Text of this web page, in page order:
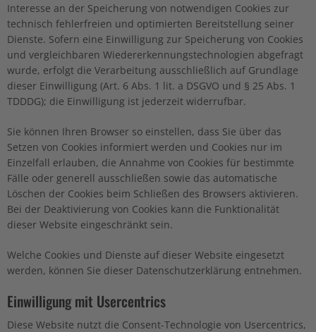
Interesse an der Speicherung von notwendigen Cookies zur
technisch fehlerfreien und optimierten Bereitstellung seiner
Dienste. Sofern eine Einwilligung zur Speicherung von Cookies
und vergleichbaren Wiedererkennungstechnologien abgefragt
wurde, erfolgt die Verarbeitung ausschließlich auf Grundlage
dieser Einwilligung (Art. 6 Abs. 1 lit. a DSGVO und § 25 Abs. 1
TDDDG); die Einwilligung ist jederzeit widerrufbar.
Sie können Ihren Browser so einstellen, dass Sie über das
Setzen von Cookies informiert werden und Cookies nur im
Einzelfall erlauben, die Annahme von Cookies für bestimmte
Fälle oder generell ausschließen sowie das automatische
Löschen der Cookies beim Schließen des Browsers aktivieren.
Bei der Deaktivierung von Cookies kann die Funktionalität
dieser Website eingeschränkt sein.
Welche Cookies und Dienste auf dieser Website eingesetzt
werden, können Sie dieser Datenschutzerklärung entnehmen.
Einwilligung mit Usercentrics
Diese Website nutzt die Consent-Technologie von Usercentrics,